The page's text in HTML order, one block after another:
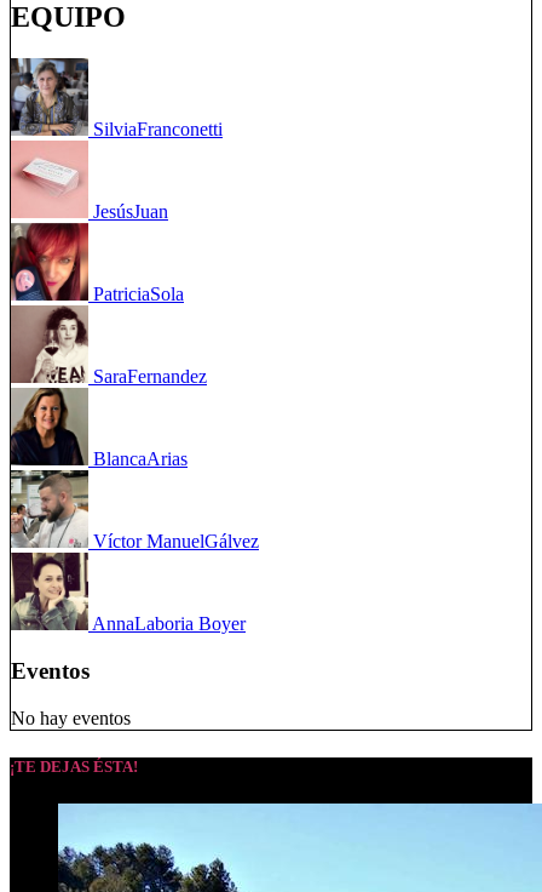
EQUIPO
SilviaFranconetti
JesúsJuan
PatriciaSola
SaraFernandez
BlancaArias
Víctor ManuelGálvez
AnnaLaboria Boyer
Eventos
No hay eventos
¡TE DEJAS ÉSTA!